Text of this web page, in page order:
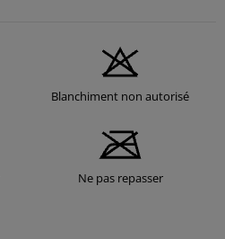
Blanchiment non autorisé
Ne pas repasser